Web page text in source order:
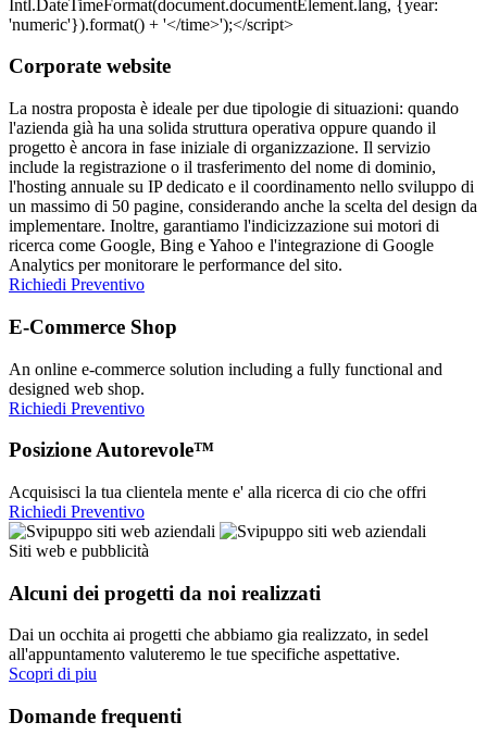
Corporate website
La nostra proposta è ideale per due tipologie di situazioni: quando
l'azienda già ha una solida struttura operativa oppure quando il
progetto è ancora in fase iniziale di organizzazione. Il servizio
include la registrazione o il trasferimento del nome di dominio,
l'hosting annuale su IP dedicato e il coordinamento nello sviluppo di
un massimo di 50 pagine, considerando anche la scelta del design da
implementare. Inoltre, garantiamo l'indicizzazione sui motori di
ricerca come Google, Bing e Yahoo e l'integrazione di Google
Analytics per monitorare le performance del sito.
Richiedi Preventivo
E-Commerce Shop
An online e-commerce solution including a fully functional and
designed web shop.
Richiedi Preventivo
Posizione Autorevole™
Acquisisci la tua clientela mente e' alla ricerca di cio che offri
Richiedi Preventivo
Siti web e pubblicità
Alcuni dei progetti da noi realizzati
Dai un occhita ai progetti che abbiamo gia realizzato, in sedel
all'appuntamento valuteremo le tue specifiche aspettative.
Scopri di piu
Domande frequenti